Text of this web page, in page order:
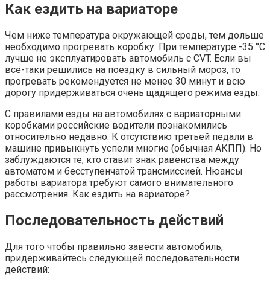
Как ездить на вариаторе
Чем ниже температура окружающей среды, тем дольше
необходимо прогревать коробку. При температуре -35 °C
лучше не эксплуатировать автомобиль с CVT. Если вы
всё-таки решились на поездку в сильный мороз, то
прогревать рекомендуется не менее 30 минут и всю
дорогу придерживаться очень щадящего режима езды.
С правилами езды на автомобилях с вариаторными
коробками российские водители познакомились
относительно недавно. К отсутствию третьей педали в
машине привыкнуть успели многие (обычная АКПП). Но
заблуждаются те, кто ставит знак равенства между
автоматом и бесступенчатой трансмиссией. Нюансы
работы вариатора требуют самого внимательного
рассмотрения. Как ездить на вариаторе?
Последовательность действий
Для того чтобы правильно завести автомобиль,
придерживайтесь следующей последовательности
действий: